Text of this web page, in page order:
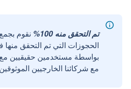
تم التحقق منه 100%
نقوم
الحجوزات التي تم التحقق منها
مع شركائنا الخارجيين